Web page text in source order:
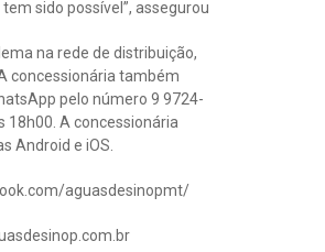
sido possível”, assegurou
na rede de distribuição,
concessionária também
pelo número 9 9724-
18h00. A concessionária
Android e iOS.
aguasdesinopmt/